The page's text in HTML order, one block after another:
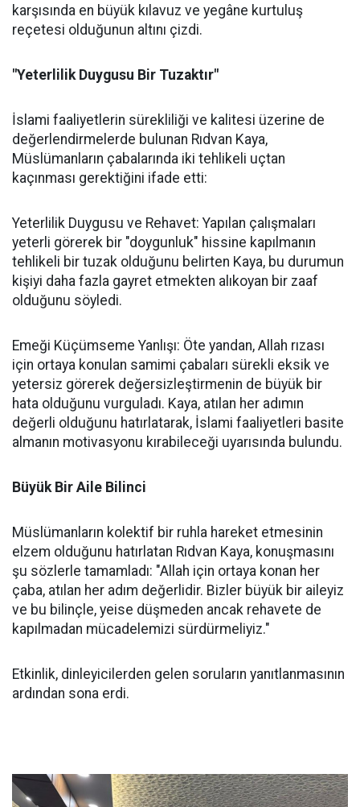
karşısında en büyük kılavuz ve yegâne kurtuluş
reçetesi olduğunun altını çizdi.
"Yeterlilik Duygusu Bir Tuzaktır"
İslami faaliyetlerin sürekliliği ve kalitesi üzerine de
değerlendirmelerde bulunan Rıdvan Kaya,
Müslümanların çabalarında iki tehlikeli uçtan
kaçınması gerektiğini ifade etti:
Yeterlilik Duygusu ve Rehavet: Yapılan çalışmaları
yeterli görerek bir "doygunluk" hissine kapılmanın
tehlikeli bir tuzak olduğunu belirten Kaya, bu durumun
kişiyi daha fazla gayret etmekten alıkoyan bir zaaf
olduğunu söyledi.
Emeği Küçümseme Yanlışı: Öte yandan, Allah rızası
için ortaya konulan samimi çabaları sürekli eksik ve
yetersiz görerek değersizleştirmenin de büyük bir
hata olduğunu vurguladı. Kaya, atılan her adımın
değerli olduğunu hatırlatarak, İslami faaliyetleri basite
almanın motivasyonu kırabileceği uyarısında bulundu.
Büyük Bir Aile Bilinci
Müslümanların kolektif bir ruhla hareket etmesinin
elzem olduğunu hatırlatan Rıdvan Kaya, konuşmasını
şu sözlerle tamamladı: "Allah için ortaya konan her
çaba, atılan her adım değerlidir. Bizler büyük bir aileyiz
ve bu bilinçle, yeise düşmeden ancak rehavete de
kapılmadan mücadelemizi sürdürmeliyiz."
Etkinlik, dinleyicilerden gelen soruların yanıtlanmasının
ardından sona erdi.